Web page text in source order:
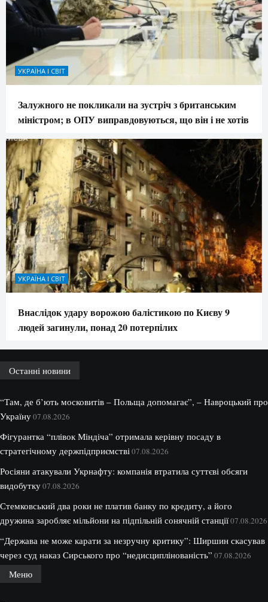
УКРАЇНА І СВІТ
Залужного не покликали на зустріч з британським
міністром; в ОПУ виправдовуються, що він і не хотів
УКРАЇНА І СВІТ
Внаслідок удару ворожою балістикою по Києву 9
людей загинули, понад 20 потерпілих
Останні новини
“Там, де б’ють московитів – Польща допомагає”, – Навроцький про
Україну07.08.2026
Фігурантка “плівок Міндіча” отримала керівну посаду в
стратегічному держпідприємстві 07.08.2026
Росіяни атакували Укрнафту: компанія втратила суттєві обсяги
видобутку07.08.2026
Стемковський два роки не платив банку по кредиту, а його
дружина заробляє мільйони на підпільній сонячній станції07.08.2026
“Держава не може карати за незручну критику”: Ширшин скасував
через суд наказ Сирського про “недисциплінованість” 07.08.2026
Меню